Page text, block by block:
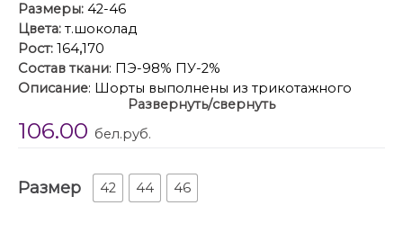
Размеры: 42-46
Цвета: т.шоколад
Рост: 164,170
Состав ткани: ПЭ-98% ПУ-2%
Описание: Шорты выполнены из трикотажного
полотна с блеском. Шорты облегающего силуэта с
высокой посадкой, на цельнокроеном поясе с
Гарантийный срок не установлен
ГОСТ 31409-2009
Развернуть/свернуть
106.00 бел.руб.
Размер 42 44 46